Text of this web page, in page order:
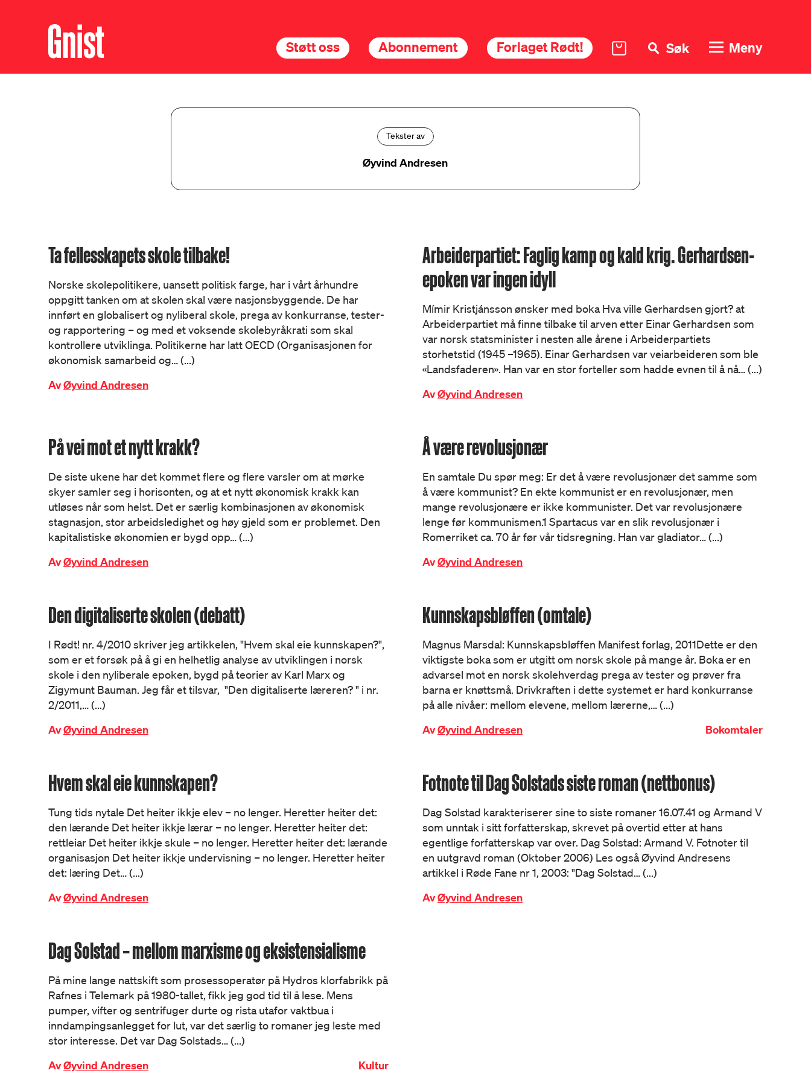
Støtt oss Abonnement Forlaget Rødt! Søk Meny
Tekster av
Øyvind Andresen
Ta fellesskapets skole tilbake!
Norske skolepolitikere, uansett politisk farge, har i vårt århundre
oppgitt tanken om at skolen skal være nasjonsbyggende. De har
innført en globalisert og nyliberal skole, prega av konkurranse, tester­­­
og rapportering – og med et voksende skolebyråkrati som skal
kontrollere utviklinga. Politikerne har latt OECD (Organisasjonen for
økonomisk samarbeid og… (...)
AvØyvind Andresen
Arbeiderpartiet: Faglig kamp og kald krig. Gerhardsen-
epoken var ingen idyll
Mímir Kristjánsson ønsker med boka Hva ville Gerhardsen gjort? at
Arbeiderpartiet må finne tilbake til arven etter Einar Gerhardsen som
var norsk statsminister i nesten alle årene i Arbeiderpartiets
storhetstid (1945 –1965). Einar Gerhardsen var veiarbeideren som ble
«Landsfaderen». Han var en stor forteller som hadde evnen til å nå… (...)
AvØyvind Andresen
På vei mot et nytt krakk?
De siste ukene har det kommet flere og flere varsler om at mørke
skyer samler seg i horisonten, og at et nytt økonomisk krakk kan
utløses når som helst. Det er særlig kombinasjonen av økonomisk
stagnasjon, stor arbeidsledighet og høy gjeld som er problemet. Den
kapitalistiske økonomien er bygd opp… (...)
AvØyvind Andresen
Å være revolusjonær
En samtale Du spør meg: Er det å være revolusjonær det samme som
å være kommunist? En ekte kommunist er en revolusjonær, men
mange revolusjonære er ikke kommunister. Det var revolusjonære
lenge før kommunismen.1 Spartacus var en slik revolusjonær i
Romerriket ca. 70 år før vår tidsregning. Han var gladiator… (...)
AvØyvind Andresen
Den digitaliserte skolen (debatt)
I Rødt! nr. 4/2010 skriver jeg artikkelen, "Hvem skal eie kunnskapen?",
som er et forsøk på å gi en helhetlig analyse av utviklingen i norsk
skole i den nyliberale epoken, bygd på teorier av Karl Marx og
Zigymunt Bauman. Jeg får et tilsvar, "Den digitaliserte læreren? " i nr.
2/2011,… (...)
AvØyvind Andresen
Kunnskapsbløffen (omtale)
Magnus Marsdal: Kunnskapsbløffen Manifest forlag, 2011Dette er den
viktigste boka som er utgitt om norsk skole på mange år. Boka er en
advarsel mot en norsk skolehverdag prega av tester og prøver fra
barna er knøttsmå. Drivkraften i dette systemet er hard konkurranse
på alle nivåer: mellom elevene, mellom lærerne,… (...)
AvØyvind Andresen Bokomtaler
Hvem skal eie kunnskapen?
Tung tids nytale Det heiter ikkje elev – no lenger. Heretter heiter det:
den lærande Det heiter ikkje lærar – no lenger. Heretter heiter det:
rettleiar Det heiter ikkje skule – no lenger. Heretter heiter det: lærande
organisasjon Det heiter ikkje undervisning – no lenger. Heretter heiter
det: læring Det… (...)
AvØyvind Andresen
Fotnote til Dag Solstads siste roman (nettbonus)
Dag Solstad karakteriserer sine to siste romaner 16.07.41 og Armand V
som unntak i sitt forfatterskap, skrevet på overtid etter at hans
egentlige forfatterskap var over. Dag Solstad: Armand V. Fotnoter til
en uutgravd roman (Oktober 2006) Les også Øyvind Andresens
artikkel i Røde Fane nr 1, 2003: "Dag Solstad… (...)
AvØyvind Andresen
Dag Solstad – mellom marxisme og eksistensialisme
På mine lange nattskift som prosessoperatør på Hydros klorfabrikk på
Rafnes i Telemark på 1980-tallet, fikk jeg god tid til å lese. Mens
pumper, vifter og sentrifuger durte og rista utafor vaktbua i
inndampingsanlegget for lut, var det særlig to romaner jeg leste med
stor interesse. Det var Dag Solstads… (...)
AvØyvind Andresen Kultur